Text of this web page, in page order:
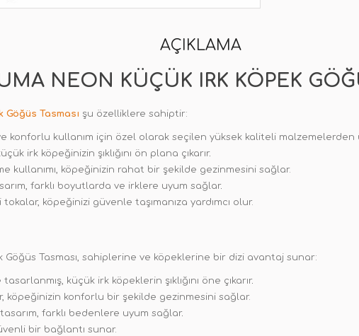
AÇIKLAMA
NEON KÜÇÜK IRK KÖPEK
Göğüs Tasması şu özelliklere sahiptir:
ve konforlu kullanım için özel olarak seçilen yüksek kaliteli malzemelerden
irk köpeğinizin şıklığını ön plana çıkarır.
kullanımı, köpeğinizin rahat bir şekilde gezinmesini sağlar.
farklı boyutlarda ve irklere uyum sağlar.
köpeğinizi güvenle taşımanıza yardımcı olur.
Göğüs Tasması, sahiplerine ve köpeklerine bir dizi avantaj sunar:
küçük irk köpeklerin şıklığını öne çıkarır.
köpeğinizin konforlu bir şekilde gezinmesini sağlar.
farklı bedenlere uyum sağlar.
bir bağlantı sunar.